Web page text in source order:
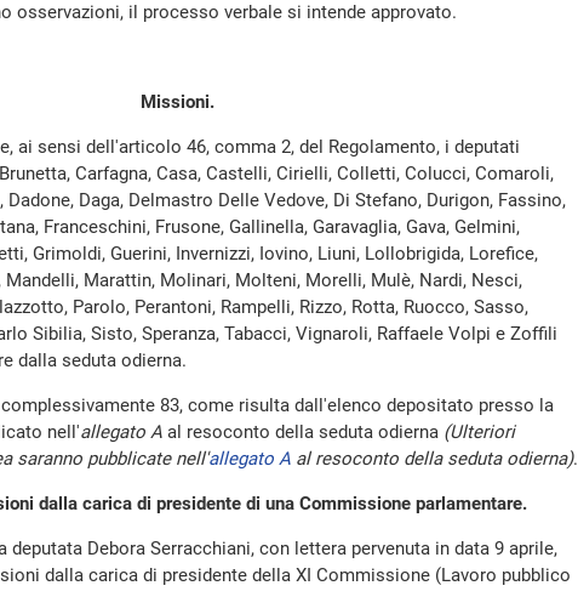
osservazioni, il processo verbale si intende approvato.
Missioni.
ai sensi dell'articolo 46, comma 2, del Regolamento, i deputati
Carfagna, Casa, Castelli, Cirielli, Colletti, Colucci, Comaroli,
Dadone, Daga, Delmastro Delle Vedove, Di Stefano, Durigon, Fassino,
Franceschini, Frusone, Gallinella, Garavaglia, Gava, Gelmini,
Grimoldi, Guerini, Invernizzi, Iovino, Liuni, Lollobrigida, Lorefice,
Marattin, Molinari, Molteni, Morelli, Mulè, Nardi, Nesci,
Parolo, Perantoni, Rampelli, Rizzo, Rotta, Ruocco, Sasso,
Sibilia, Sisto, Speranza, Tabacci, Vignaroli, Raffaele Volpi e Zoffili
dalla seduta odierna.
83, come risulta dall'elenco depositato presso la
nell'allegato A al resoconto della seduta odierna (Ulteriori
saranno pubblicate nell'allegato A al resoconto della seduta odierna).
dalla carica di presidente di una Commissione parlamentare.
deputata Debora Serracchiani, con lettera pervenuta in data 9 aprile,
dalla carica di presidente della XI Commissione (Lavoro pubblico